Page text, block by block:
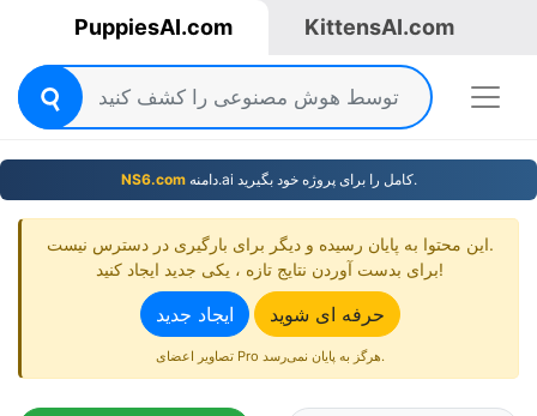
PuppiesAI.com KittensAI.com
NS6.com دامنه.ai کامل را برای پروژه خود بگیرید.
این محتوا به پایان رسیده و دیگر برای بارگیری در دسترس نیست.
برای بدست آوردن نتایج تازه ، یکی جدید ایجاد کنید!
ایجاد جدید حرفه ای شوید
تصاویر اعضای Pro هرگز به پایان نمی‌رسد.